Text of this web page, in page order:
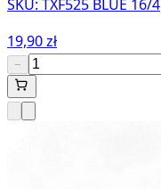
SKU: TXF525 BLUE 16/4
19,90 zł
−